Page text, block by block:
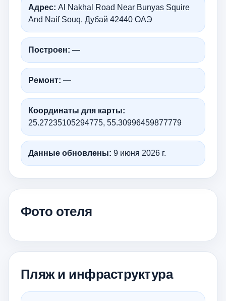
Адрес: Al Nakhal Road Near Bunyas Squire
And Naif Souq, Дубай 42440 ОАЭ
Построен: —
Ремонт: —
Координаты для карты:
25.27235105294775, 55.30996459877779
Данные обновлены: 9 июня 2026 г.
Фото отеля
Пляж и инфраструктура